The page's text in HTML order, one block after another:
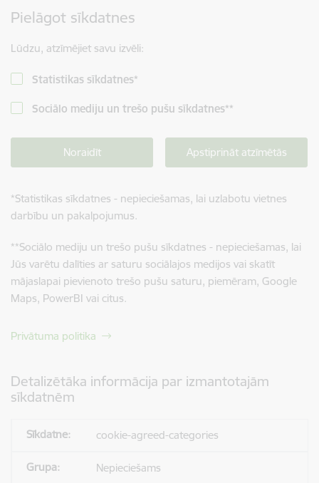
Pielāgot sīkdatnes
Lūdzu, atzīmējiet savu izvēli:
Statistikas sīkdatnes*
Sociālo mediju un trešo pušu sīkdatnes**
Noraidīt Apstiprināt atzīmētās
*Statistikas sīkdatnes - nepieciešamas, lai uzlabotu vietnes
darbību un pakalpojumus.
**Sociālo mediju un trešo pušu sīkdatnes - nepieciešamas, lai
Jūs varētu dalīties ar saturu sociālajos medijos vai skatīt
mājaslapai pievienoto trešo pušu saturu, piemēram, Google
Maps, PowerBI vai citus.
Privātuma politika
Detalizētāka informācija par izmantotajām
sīkdatnēm
cookie-agreed-categories
Nepieciešams